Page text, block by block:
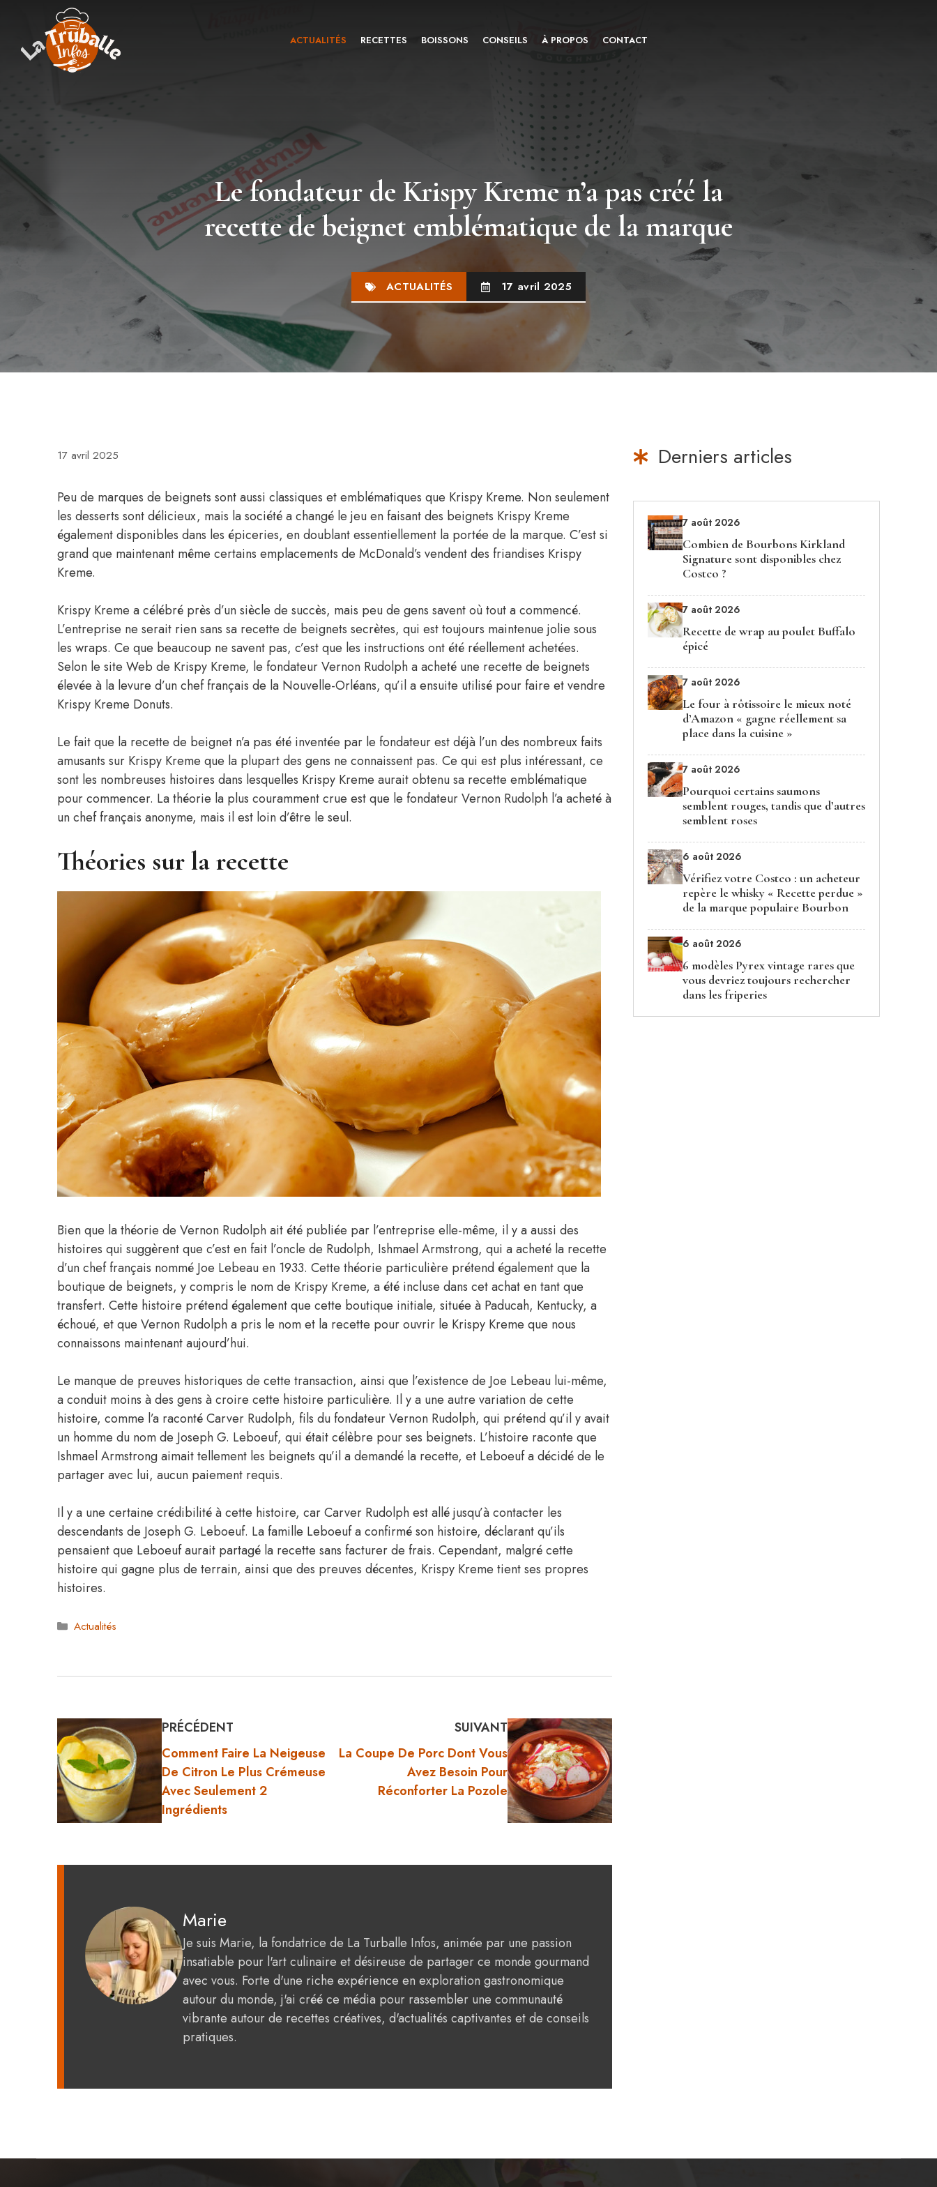
contenu
ACTUALITÉS RECETTES BOISSONS CONSEILS À PROPOS CONTACT
Le fondateur de Krispy Kreme n’a pas créé la
recette de beignet emblématique de la marque
ACTUALITÉS 17 avril 2025
17 avril 2025
Peu de marques de beignets sont aussi classiques et emblématiques que Krispy Kreme. Non seulement
les desserts sont délicieux, mais la société a changé le jeu en faisant des beignets Krispy Kreme
également disponibles dans les épiceries, en doublant essentiellement la portée de la marque. C’est si
grand que maintenant même certains emplacements de McDonald’s vendent des friandises Krispy
Kreme.
Krispy Kreme a célébré près d’un siècle de succès, mais peu de gens savent où tout a commencé.
L’entreprise ne serait rien sans sa recette de beignets secrètes, qui est toujours maintenue jolie sous
les wraps. Ce que beaucoup ne savent pas, c’est que les instructions ont été réellement achetées.
Selon le site Web de Krispy Kreme, le fondateur Vernon Rudolph a acheté une recette de beignets
élevée à la levure d’un chef français de la Nouvelle-Orléans, qu’il a ensuite utilisé pour faire et vendre
Krispy Kreme Donuts.
Le fait que la recette de beignet n’a pas été inventée par le fondateur est déjà l’un des nombreux faits
amusants sur Krispy Kreme que la plupart des gens ne connaissent pas. Ce qui est plus intéressant, ce
sont les nombreuses histoires dans lesquelles Krispy Kreme aurait obtenu sa recette emblématique
pour commencer. La théorie la plus couramment crue est que le fondateur Vernon Rudolph l’a acheté à
un chef français anonyme, mais il est loin d’être le seul.
Théories sur la recette
Bien que la théorie de Vernon Rudolph ait été publiée par l’entreprise elle-même, il y a aussi des
histoires qui suggèrent que c’est en fait l’oncle de Rudolph, Ishmael Armstrong, qui a acheté la recette
d’un chef français nommé Joe Lebeau en 1933. Cette théorie particulière prétend également que la
boutique de beignets, y compris le nom de Krispy Kreme, a été incluse dans cet achat en tant que
transfert. Cette histoire prétend également que cette boutique initiale, située à Paducah, Kentucky, a
échoué, et que Vernon Rudolph a pris le nom et la recette pour ouvrir le Krispy Kreme que nous
connaissons maintenant aujourd’hui.
Le manque de preuves historiques de cette transaction, ainsi que l’existence de Joe Lebeau lui-même,
a conduit moins à des gens à croire cette histoire particulière. Il y a une autre variation de cette
histoire, comme l’a raconté Carver Rudolph, fils du fondateur Vernon Rudolph, qui prétend qu’il y avait
un homme du nom de Joseph G. Leboeuf, qui était célèbre pour ses beignets. L’histoire raconte que
Ishmael Armstrong aimait tellement les beignets qu’il a demandé la recette, et Leboeuf a décidé de le
partager avec lui, aucun paiement requis.
Il y a une certaine crédibilité à cette histoire, car Carver Rudolph est allé jusqu’à contacter les
descendants de Joseph G. Leboeuf. La famille Leboeuf a confirmé son histoire, déclarant qu’ils
pensaient que Leboeuf aurait partagé la recette sans facturer de frais. Cependant, malgré cette
histoire qui gagne plus de terrain, ainsi que des preuves décentes, Krispy Kreme tient ses propres
histoires.
Catégories
Actualités
PRÉCÉDENT
Comment Faire La Neigeuse
De Citron Le Plus Crémeuse
Avec Seulement 2
Ingrédients
SUIVANT
La Coupe De Porc Dont Vous
Avez Besoin Pour
Réconforter La Pozole
Marie
Je suis Marie, la fondatrice de La Turballe Infos, animée par une passion
insatiable pour l'art culinaire et désireuse de partager ce monde gourmand
avec vous. Forte d'une riche expérience en exploration gastronomique
autour du monde, j'ai créé ce média pour rassembler une communauté
vibrante autour de recettes créatives, d'actualités captivantes et de conseils
pratiques.
Derniers articles
7 août 2026
Combien de Bourbons Kirkland
Signature sont disponibles chez
Costco ?
7 août 2026
Recette de wrap au poulet Buffalo
épicé
7 août 2026
Le four à rôtissoire le mieux noté
d’Amazon « gagne réellement sa
place dans la cuisine »
7 août 2026
Pourquoi certains saumons
semblent rouges, tandis que d’autres
semblent roses
6 août 2026
Vérifiez votre Costco : un acheteur
repère le whisky « Recette perdue »
de la marque populaire Bourbon
6 août 2026
6 modèles Pyrex vintage rares que
vous devriez toujours rechercher
dans les friperies